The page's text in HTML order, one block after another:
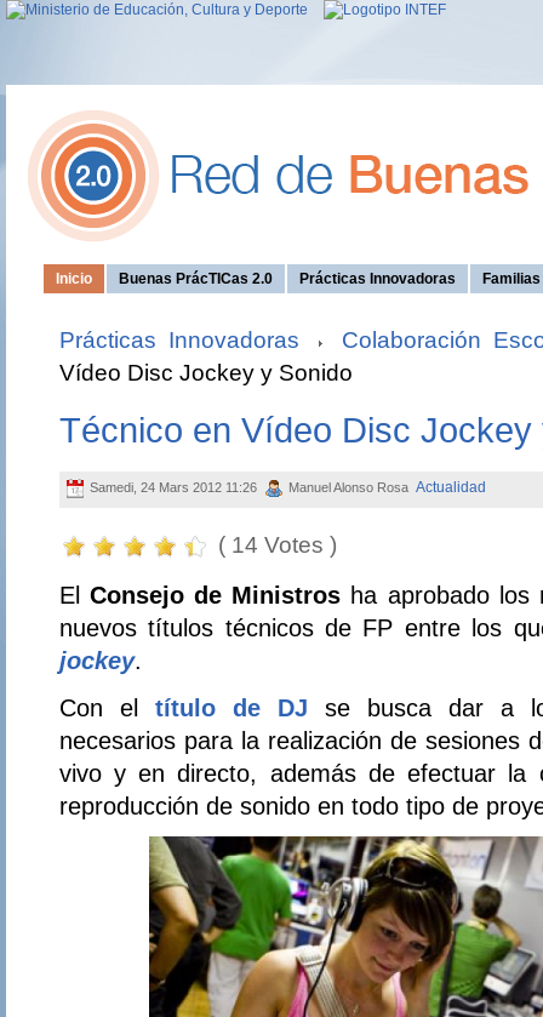
Inicio Buenas PrácTICas 2.0 Prácticas Innovadoras
Prácticas Innovadoras
Colaboración
Vídeo Disc Jockey y Sonido
Técnico en Vídeo Disc Jockey
Samedi, 24 Mars 2012 11:26 Manuel Alonso Rosa Actualidad
( 14 Votes )
El Consejo de Ministros ha aprobado los
nuevos títulos técnicos de FP entre los
jockey.
Con el título de DJ
se busca dar a
necesarios para la realización de sesiones
vivo y en directo, además de efectuar la
reproducción de sonido en todo tipo de